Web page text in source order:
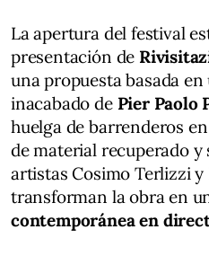
La apertura del festival
presentación de
una propuesta basada
inacabado de Pier Paolo
huelga de barrenderos
de material recuperado
artistas Cosimo Terlizzi
transforman la obra en
contemporánea en